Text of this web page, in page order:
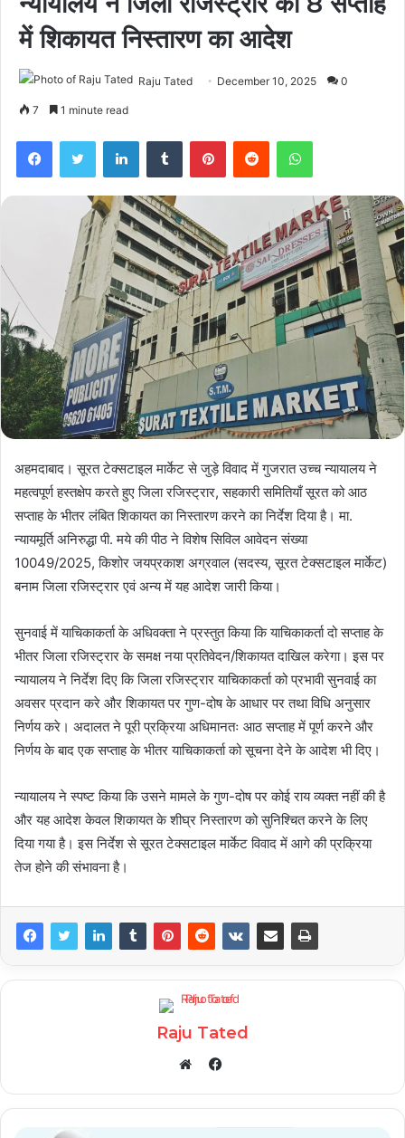
में शिकायत निस्तारण का आदेश
Raju Tated December 10, 2025 0
7 1 minute read
FacebookTwitter LinkedInTumblr PinterestReddit WhatsApp
अहमदाबाद। सूरत टेक्सटाइल मार्केट से जुड़े विवाद में गुजरात उच्च न्यायालय ने
महत्वपूर्ण हस्तक्षेप करते हुए जिला रजिस्ट्रार, सहकारी समितियाँ सूरत को आठ
सप्ताह के भीतर लंबित शिकायत का निस्तारण करने का निर्देश दिया है। मा.
न्यायमूर्ति अनिरुद्धा पी. मये की पीठ ने विशेष सिविल आवेदन संख्या
10049/2025, किशोर जयप्रकाश अग्रवाल (सदस्य, सूरत टेक्सटाइल मार्केट)
बनाम जिला रजिस्ट्रार एवं अन्य में यह आदेश जारी किया।
सुनवाई में याचिकाकर्ता के अधिवक्ता ने प्रस्तुत किया कि याचिकाकर्ता दो सप्ताह के
भीतर जिला रजिस्ट्रार के समक्ष नया प्रतिवेदन/शिकायत दाखिल करेगा। इस पर
न्यायालय ने निर्देश दिए कि जिला रजिस्ट्रार याचिकाकर्ता को प्रभावी सुनवाई का
अवसर प्रदान करे और शिकायत पर गुण-दोष के आधार पर तथा विधि अनुसार
निर्णय करे। अदालत ने पूरी प्रक्रिया अधिमानतः आठ सप्ताह में पूर्ण करने और
निर्णय के बाद एक सप्ताह के भीतर याचिकाकर्ता को सूचना देने के आदेश भी दिए।
न्यायालय ने स्पष्ट किया कि उसने मामले के गुण-दोष पर कोई राय व्यक्त नहीं की है
और यह आदेश केवल शिकायत के शीघ्र निस्तारण को सुनिश्चित करने के लिए
दिया गया है। इस निर्देश से सूरत टेक्सटाइल मार्केट विवाद में आगे की प्रक्रिया
तेज होने की संभावना है।
Raju Tated
Facebook